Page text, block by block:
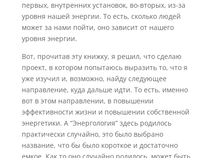
первых, внутренних установок, во-вторых, из-за
уровня нашей энергии. То есть, сколько людей
может за нами пойти, оно зависит от нашего
уровня энергии.
Вот, прочитав эту книжку, я решил, что сделаю
проект, в котором попытаюсь выразить то, что я
уже изучил и, возможно, найду следующее
направление, куда дальше идти. То есть, именно
вот в этом направлении, в повышении
эффективности жизни и повышении собственной
энергетики. А “Энергология” здесь родилось
практически случайно, это было выбрано
название, что бы было короткое и достаточно